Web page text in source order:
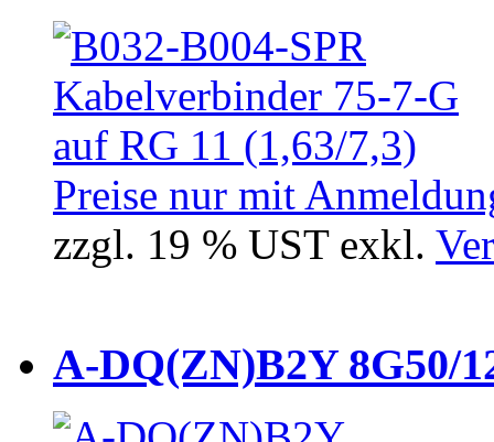
Preise nur mit
zzgl. 19 % UST exkl.
A-DQ(ZN)B2Y 8G50/